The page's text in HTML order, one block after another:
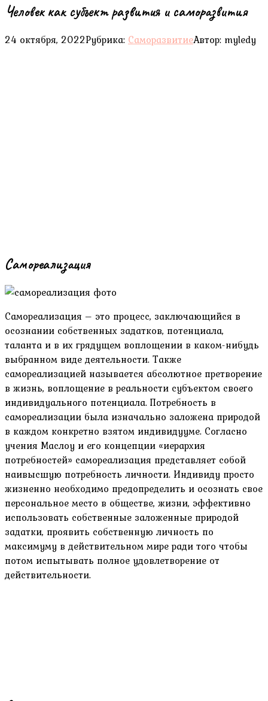
Человек как субъект развития и саморазвития
24 октября, 2022Рубрика: СаморазвитиеАвтор: myledy
Самореализация
Самореализация – это процесс, заключающийся в
осознании собственных задатков, потенциала,
таланта и в их грядущем воплощении в каком-нибудь
выбранном виде деятельности. Также
самореализацией называется абсолютное претворение
в жизнь, воплощение в реальности субъектом своего
индивидуального потенциала. Потребность в
самореализации была изначально заложена природой
в каждом конкретно взятом индивидууме. Согласно
учения Маслоу и его концепции «иерархия
потребностей» самореализация представляет собой
наивысшую потребность личности. Индивиду просто
жизненно необходимо предопределить и осознать свое
персональное место в обществе, жизни, эффективно
использовать собственные заложенные природой
задатки, проявить собственную личность по
максимуму в действительном мире ради того чтобы
потом испытывать полное удовлетворение от
действительности.